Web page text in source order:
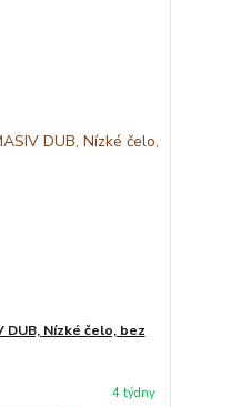
DUB, Nízké čelo, bez
4 týdny